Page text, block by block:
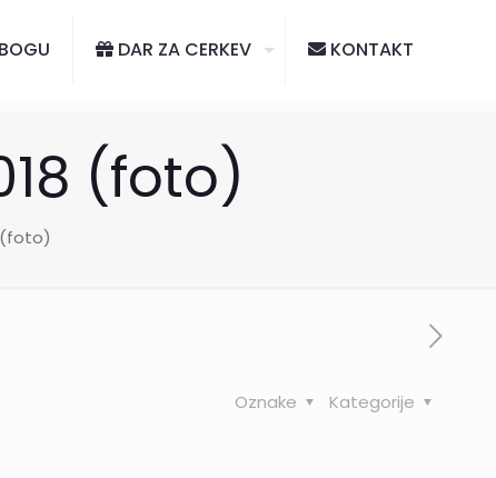
DAR ZA CERKEV KONTAKT
(foto)
(foto)
Kategorije
Oznake